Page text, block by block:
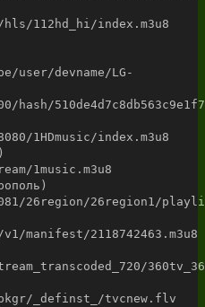
112hd_hi/index.m3u8
user/devname/LG-
hash/
1HDmusic/index.m3u8
1music.m3u8
26region/26region1/
2118742463.m3u8
_definst_/tvcnew.flv